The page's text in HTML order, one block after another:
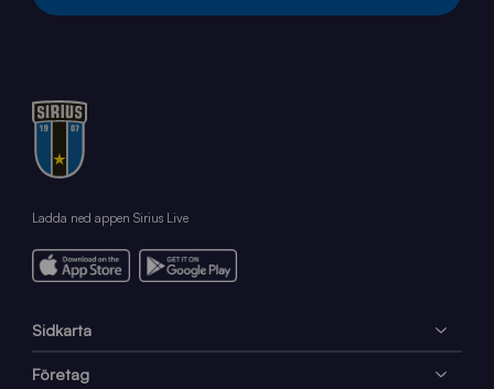
Ladda ned appen Sirius Live
Sidkarta
Företag